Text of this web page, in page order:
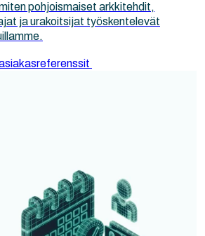
pohjoismaiset arkkitehdit,
ja urakoitsijat työskentelevät